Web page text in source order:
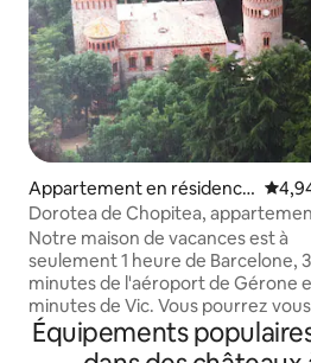
Appartement en résidence
⋅ Calldetenes
Dorotea de Chopitea,
complet
Notre maison de vacances est à
seulement 1 heure de Barcelone,
minutes de l'aéroport de Gérone
minutes de Vic. Vous pourrez vous
reposer à l'intérieur de notre
moderniste de 1890 dans un
Équipements